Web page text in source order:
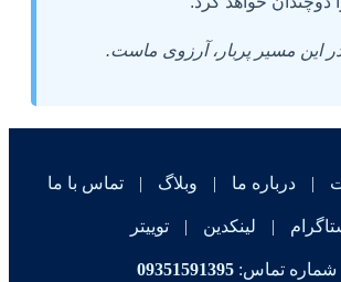
این مسیر پربار، آرزوی ماست.
| درباره ما | وبلاگ | تماس با ما
| لینکدین | توییتر
شماره تماس:09351591395